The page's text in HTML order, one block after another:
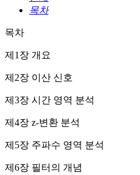
목차
목차
제1장 개요
제2장 이산 신호
제3장 시간 영역 분석
제4장 z-변환 분석
제5장 주파수 영역 분석
제6장 필터의 개념